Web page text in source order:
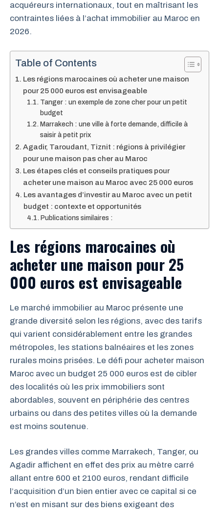
acquéreurs internationaux, tout en maîtrisant les
contraintes liées à l’achat immobilier au Maroc en
2026.
Table of Contents
Les régions marocaines où acheter une maison
pour 25 000 euros est envisageable
Tanger : un exemple de zone cher pour un petit
budget
Marrakech : une ville à forte demande, difficile à
saisir à petit prix
Agadir, Taroudant, Tiznit : régions à privilégier
pour une maison pas cher au Maroc
Les étapes clés et conseils pratiques pour
acheter une maison au Maroc avec 25 000 euros
Les avantages d’investir au Maroc avec un petit
budget : contexte et opportunités
Publications similaires :
Les régions marocaines où
acheter une maison pour 25
000 euros est envisageable
Le marché immobilier au Maroc présente une
grande diversité selon les régions, avec des tarifs
qui varient considérablement entre les grandes
métropoles, les stations balnéaires et les zones
rurales moins prisées. Le défi pour acheter maison
Maroc avec un budget 25 000 euros est de cibler
des localités où les prix immobiliers sont
abordables, souvent en périphérie des centres
urbains ou dans des petites villes où la demande
est moins soutenue.
Les grandes villes comme Marrakech, Tanger, ou
Agadir affichent en effet des prix au mètre carré
allant entre 600 et 2100 euros, rendant difficile
l’acquisition d’un bien entier avec ce capital si ce
n’est en misant sur des biens exigeant des